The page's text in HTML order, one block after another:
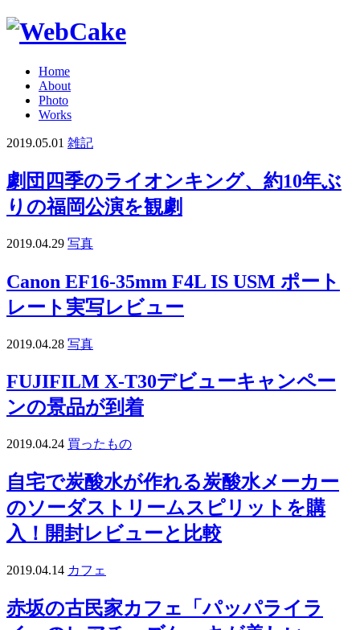
Home
About
Photo
Works
2019.05.01 雑記
劇団四季のライオンキング、約10年ぶ
りの福岡公演を観劇
2019.04.29 写真
Canon EF16-35mm F4L IS USM ポート
レート実写レビュー
2019.04.28 写真
FUJIFILM X-T30デビューキャンペー
ンの景品が到着
2019.04.24 買ったもの
自宅で炭酸水が作れる炭酸水メーカー
のソーダストリームスピリットを購
入！開封レビューと比較
2019.04.14 カフェ
赤坂の古民家カフェ「パッパライラ